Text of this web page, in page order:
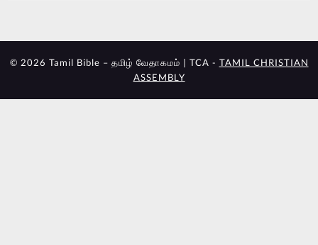
© 2026 Tamil Bible – தமிழ் வேதாகமம் | TCA - TAMIL CHRISTIAN
ASSEMBLY